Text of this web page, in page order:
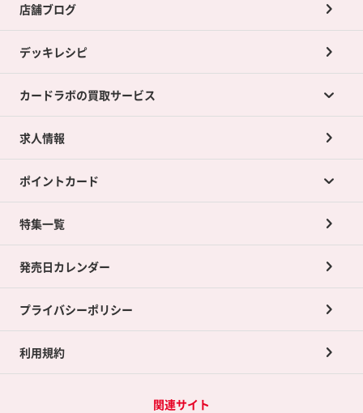
店舗ブログ
デッキレシピ
カードラボの買取サービス
カードラボの買取サービスTOP
店舗買取について
ネット買取について
買取承諾書について
求人情報
ポイントカード
ポイントカードTOP
ポイント交換景品
特集一覧
発売日カレンダー
プライバシーポリシー
利用規約
関連サイト